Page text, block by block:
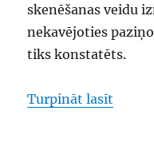
skenēšanas veidu
nekavējoties
tiks konstatēts.
Turpināt lasīt